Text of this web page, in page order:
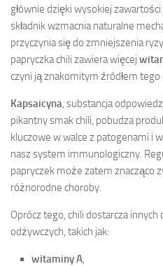
głównie dzięki wysokiej zawartości
składnik wzmacnia naturalne
przyczynia się do zmniejszenia
papryczka chili zawiera więcej
czyni ją znakomitym źródłem tego
Kapsaicyna, substancja
pikantny smak chili, pobudza
kluczowe w walce z patogenami i
nasz system immunologiczny.
papryczek może zatem znacząco
różnorodne choroby.
Oprócz tego, chili dostarcza innych
odżywczych, takich jak:
witaminy A,